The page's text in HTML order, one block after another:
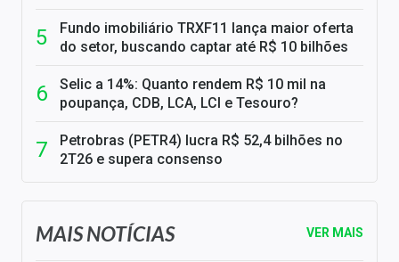
Fundo imobiliário TRXF11 lança maior oferta
do setor, buscando captar até R$ 10 bilhões
Selic a 14%: Quanto rendem R$ 10 mil na
poupança, CDB, LCA, LCI e Tesouro?
Petrobras (PETR4) lucra R$ 52,4 bilhões no
2T26 e supera consenso
MAIS NOTÍCIAS VER MAIS